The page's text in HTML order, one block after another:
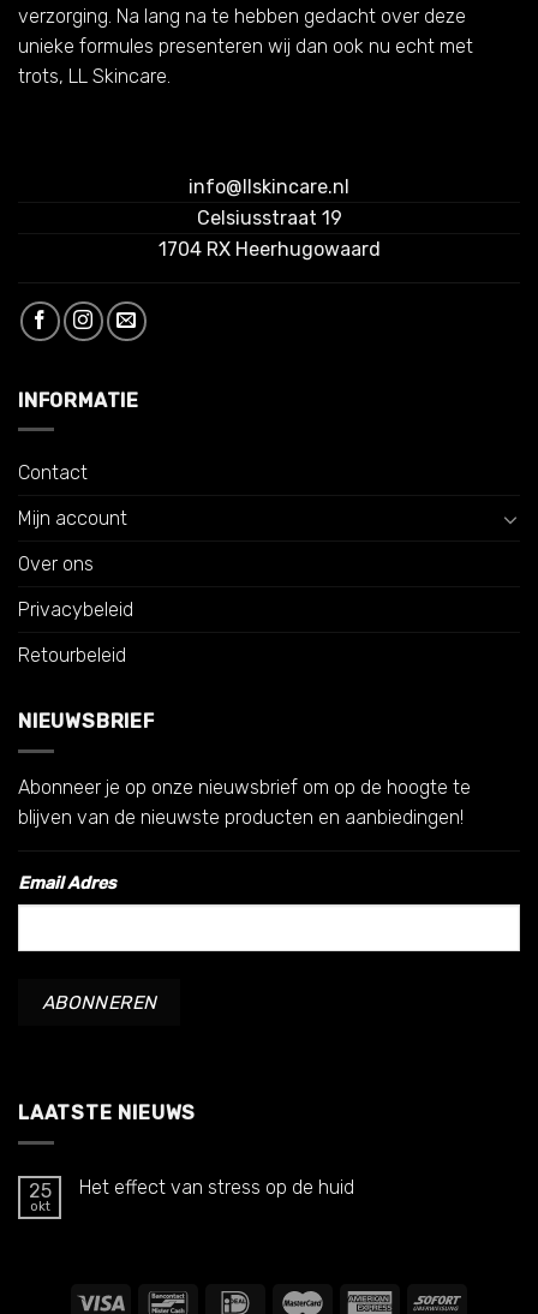
verzorging. Na lang na te hebben gedacht over deze
unieke formules presenteren wij dan ook nu echt met
trots, LL Skincare.
info@llskincare.nl
Celsiusstraat 19
1704 RX Heerhugowaard
INFORMATIE
Contact
Mijn account
Over ons
Privacybeleid
Retourbeleid
NIEUWSBRIEF
Abonneer je op onze nieuwsbrief om op de hoogte te
blijven van de nieuwste producten en aanbiedingen!
Email Adres
LAATSTE NIEUWS
25
okt
Het effect van stress op de huid